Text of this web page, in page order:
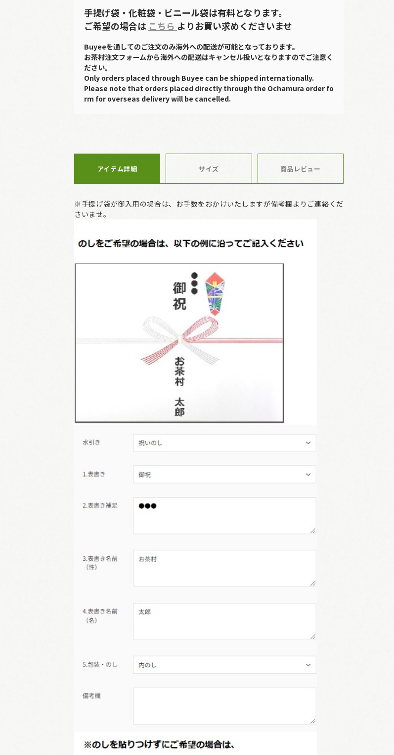
手提げ袋・化粧袋・ビニール袋は有料となります。
ご希望の場合は こちら よりお買い求めくださいませ
Buyeeを通してのご注文のみ海外への配送が可能となっております。
お茶村注文フォームから海外への配送はキャンセル扱いとなりますのでご注意く
ださい。
Only orders placed through Buyee can be shipped internationally.
Please note that orders placed directly through the Ochamura order fo
rm for overseas delivery will be cancelled.
アイテム詳細 サイズ 商品レビュー
※手提げ袋が御入用の場合は、お手数をおかけいたしますが備考欄よりご連絡くだ
さいませ。